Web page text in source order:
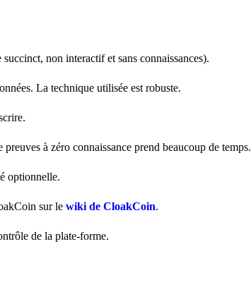
non interactif et sans connaissances).
La technique utilisée est robuste.
à zéro connaissance prend beaucoup de temps.
optionnelle.
sur le wiki de CloakCoin.
de la plate-forme.